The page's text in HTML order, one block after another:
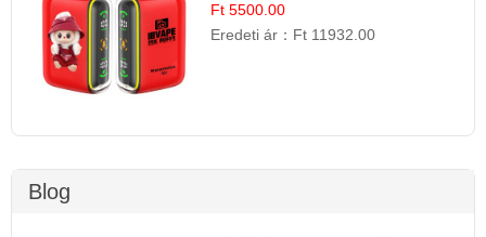
Ft 5500.00
Eredeti ár： Ft 11932.00
Blog